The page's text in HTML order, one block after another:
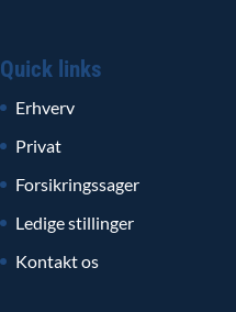
Quick links
Erhverv
Privat
Forsikringssager
Ledige stillinger
Kontakt os